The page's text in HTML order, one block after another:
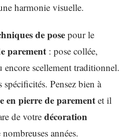
harmonie visuelle.
de pose pour le
parement : pose collée,
scellement traditionnel.
spécificités. Pensez bien à
en pierre de parement et il
de votre décoration
années.